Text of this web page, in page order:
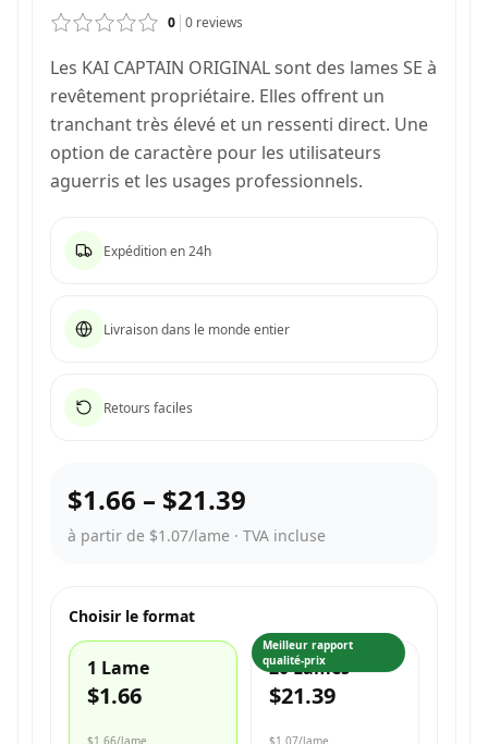
0 0 reviews
Les KAI CAPTAIN ORIGINAL sont des lames SE à
revêtement propriétaire. Elles offrent un
tranchant très élevé et un ressenti direct. Une
option de caractère pour les utilisateurs
aguerris et les usages professionnels.
Expédition en 24h
Livraison dans le monde entier
Retours faciles
$1.66 – $21.39
à partir de $1.07/lame · TVA incluse
Choisir le format
1 Lame
$1.66
$1.66/lame
Meilleur rapport
qualité-prix
20 Lames
$21.39
$1.07/lame